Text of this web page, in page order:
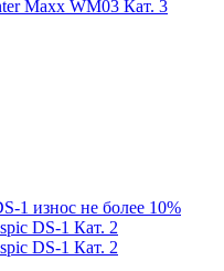
1 износ не более 10%